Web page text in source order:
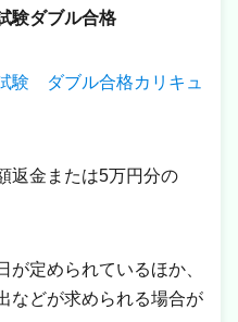
験ダブル合格
験 ダブル合格カリキュ
返金または5万円分の
定められているほか、
などが求められる場合が